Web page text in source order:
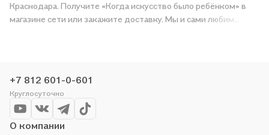
Краснодара. Получите «Когда искусство было ребёнком» в
магазине сети или закажите доставку. Мы и сами любим
+7 812 601-0-601
Круглосуточно
О компании